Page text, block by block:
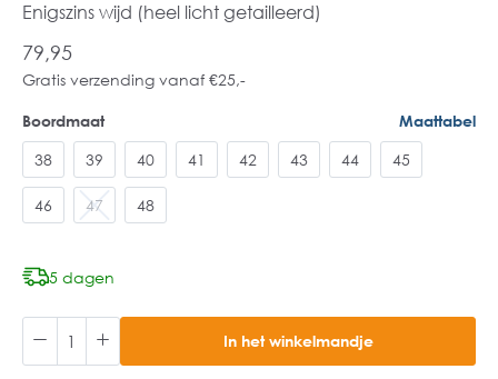
Enigszins wijd (heel licht getailleerd)
79,95
Gratis verzending vanaf €25,-
Boordmaat Maattabel
38 39 40 41 42 43 44 45
46 47 48
5 dagen
In het winkelmandje